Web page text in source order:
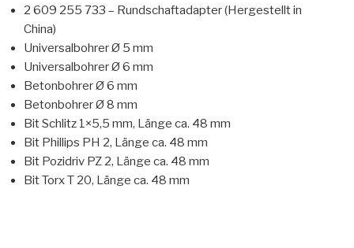
2 609 255 733 – Rundschaftadapter (Hergestellt in
China)
Universalbohrer Ø 5 mm
Universalbohrer Ø 6 mm
Betonbohrer Ø 6 mm
Betonbohrer Ø 8 mm
Bit Schlitz 1×5,5 mm, Länge ca. 48 mm
Bit Phillips PH 2, Länge ca. 48 mm
Bit Pozidriv PZ 2, Länge ca. 48 mm
Bit Torx T 20, Länge ca. 48 mm